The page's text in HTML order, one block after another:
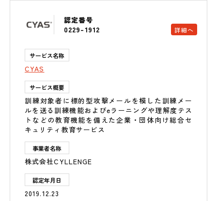
認定番号
0229-1912
サービス名称
CYAS
サービス概要
訓練対象者に標的型攻撃メールを模した訓練メー
ルを送る訓練機能およびeラーニングや理解度テス
トなどの教育機能を備えた企業・団体向け総合セ
キュリティ教育サービス
事業者名称
株式会社CYLLENGE
認定年月日
2019.12.23
詳細へ